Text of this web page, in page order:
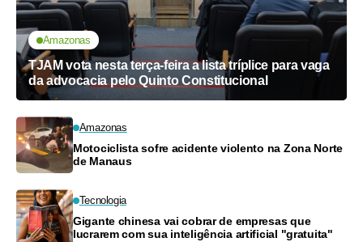
Amazonas
TJAM vota nesta terça-feira a lista tríplice para vaga
da advocacia pelo Quinto Constitucional
Amazonas
Motociclista sofre acidente violento na Zona Norte
de Manaus
Tecnologia
Gigante chinesa vai cobrar de empresas que
lucrarem com sua inteligência artificial "gratuita"